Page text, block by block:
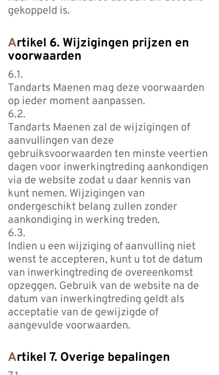
gekoppeld is.
Artikel 6. Wijzigingen prijzen en
voorwaarden
6.1.
Tandarts Maenen mag deze voorwaarden
op ieder moment aanpassen.
6.2.
Tandarts Maenen zal de wijzigingen of
aanvullingen van deze
gebruiksvoorwaarden ten minste veertien
dagen voor inwerkingtreding aankondigen
via de website zodat u daar kennis van
kunt nemen. Wijzigingen van
ondergeschikt belang zullen zonder
aankondiging in werking treden.
6.3.
Indien u een wijziging of aanvulling niet
wenst te accepteren, kunt u tot de datum
van inwerkingtreding de overeenkomst
opzeggen. Gebruik van de website na de
datum van inwerkingtreding geldt als
acceptatie van de gewijzigde of
aangevulde voorwaarden.
Artikel 7. Overige bepalingen